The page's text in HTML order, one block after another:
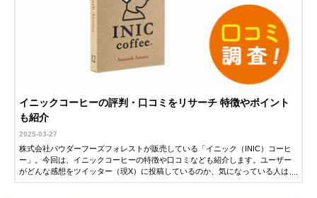
イニックコーヒーの評判・口コミをリサーチ 特徴やポイント
も紹介
2025-03-27
株式会社パウダーフーズフォレストが販売している「イニック（INIC）コーヒ
ー」。今回は、イニックコーヒーの特徴や口コミなども紹介します。ユーザー
がどんな感想をツイッター（現X）に投稿しているのか、気になっている人は、